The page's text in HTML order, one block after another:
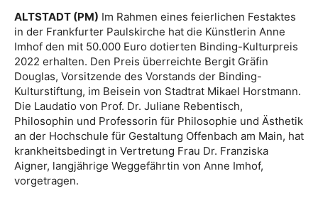
ALTSTADT (PM) Im Rahmen eines feierlichen Festaktes
in der Frankfurter Paulskirche hat die Künstlerin Anne
Imhof den mit 50.000 Euro dotierten Binding-Kulturpreis
2022 erhalten. Den Preis überreichte Bergit Gräfin
Douglas, Vorsitzende des Vorstands der Binding-
Kulturstiftung, im Beisein von Stadtrat Mikael Horstmann.
Die Laudatio von Prof. Dr. Juliane Rebentisch,
Philosophin und Professorin für Philosophie und Ästhetik
an der Hochschule für Gestaltung Offenbach am Main, hat
krankheitsbedingt in Vertretung Frau Dr. Franziska
Aigner, langjährige Weggefährtin von Anne Imhof,
vorgetragen.